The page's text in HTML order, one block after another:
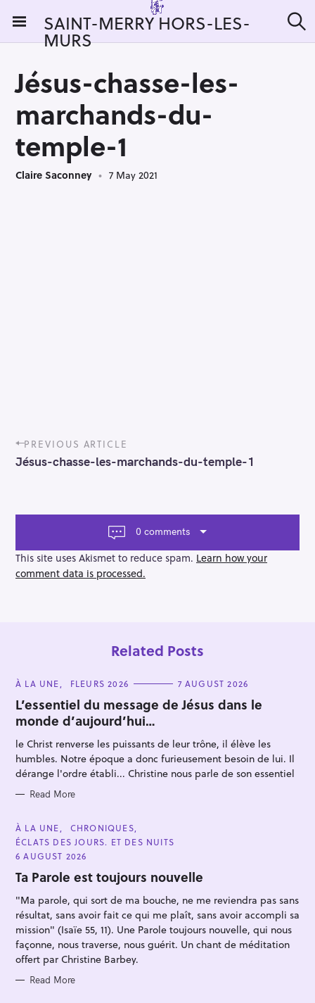
i
SAINT-MERRY HORS-LES-
MURS e
Jésus-chasse-les-
marchands-du-
temple-1
Claire Saconney 7 May 2021
P
o
s
a
g
a
t
PREVIOUS ARTICLE
Jésus-chasse-les-marchands-du-temple-1
0 comments
This site uses Akismet to reduce spam. Learn how your
comment data is processed.
Related Posts
C
T
E
G
O
R
I
E
S
À LA UNE FLEURS 2026 7 AUGUST 2026
L’essentiel du message de Jésus dans le
monde d’aujourd’hui…
le Christ renverse les puissants de leur trône, il élève les
humbles. Notre époque a donc furieusement besoin de lui. Il
dérange l'ordre établi... Christine nous parle de son essentiel
Read More
C
A
T
E
G
O
R
E
À LA UNE
CHRONIQUES
ÉCLATS DES JOURS. ET DES NUITS
6 AUGUST 2026
Ta Parole est toujours nouvelle
"Ma parole, qui sort de ma bouche, ne me reviendra pas sans
résultat, sans avoir fait ce qui me plaît, sans avoir accompli sa
mission" (Isaïe 55, 11). Une Parole toujours nouvelle, qui nous
façonne, nous traverse, nous guérit. Un chant de méditation
offert par Christine Barbey.
Read More
S
e
r
c
f
o
r
: